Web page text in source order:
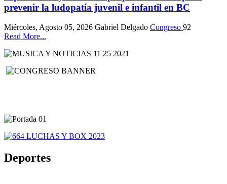
prevenir la ludopatía juvenil e infantil en BC
Miércoles, Agosto 05, 2026 Gabriel Delgado Congreso 92
Read More...
Deportes